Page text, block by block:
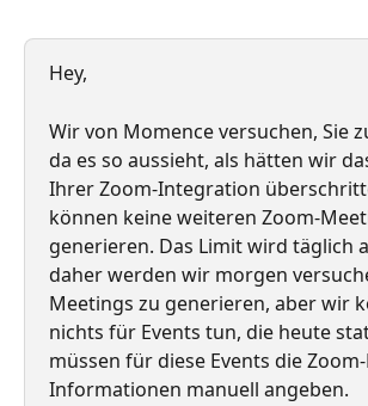
Hey,
Wir von Momence versuchen, Sie
da es so aussieht, als hätten wir
Ihrer Zoom-Integration
können keine weiteren Zoom-
generieren. Das Limit wird täglich
daher werden wir morgen
Meetings zu generieren, aber wir
nichts für Events tun, die heute
müssen für diese Events die
Informationen manuell angeben.